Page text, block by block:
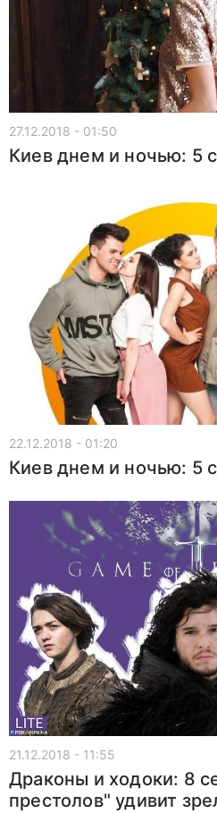
27.12.2018 - 01:50
Киев днем и ночью: 5
22.12.2018 - 01:20
Киев днем и ночью: 5
21.12.2018 - 11:55
Драконы и ходоки: 8
престолов" удивит